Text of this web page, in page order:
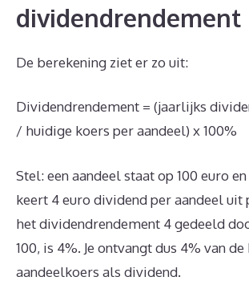
dividendrendement
De berekening ziet er zo uit:
Dividendrendement = (jaarlijks
/ huidige koers per aandeel) x 100%
Stel: een aandeel staat op 100 euro
keert 4 euro dividend per aandeel uit
het dividendrendement 4 gedeeld
100, is 4%. Je ontvangt dus 4% van
aandeelkoers als dividend.